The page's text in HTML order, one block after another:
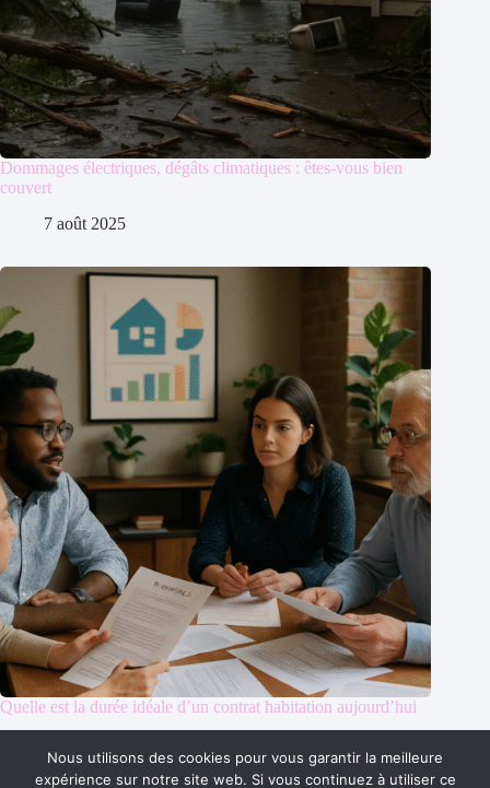
Dommages électriques, dégâts climatiques : êtes-vous bien
couvert
7 août 2025
Quelle est la durée idéale d’un contrat habitation aujourd’hui
Nous utilisons des cookies pour vous garantir la meilleure
expérience sur notre site web. Si vous continuez à utiliser ce